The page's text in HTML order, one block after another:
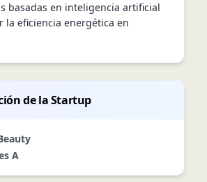
basadas en inteligencia artificial
la eficiencia energética en
de la Startup
A